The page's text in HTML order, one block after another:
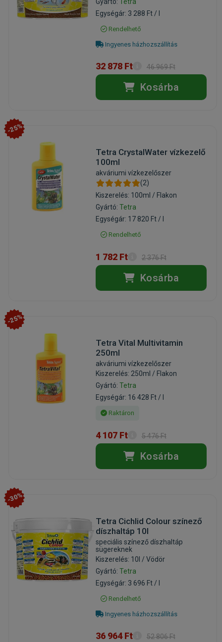
Egységár: 3 288 Ft / l
Rendelhető
Ingyenes házhozszállítás
32 878 Ft 46 969 Ft
Kosárba
-25%
Tetra CrystalWater vízkezelő
100ml
akváriumi vízkezelőszer
(2)
Kiszerelés: 100ml / Flakon
Gyártó: Tetra
Egységár: 17 820 Ft / l
Rendelhető
1 782 Ft 2 376 Ft
Kosárba
-25%
Tetra Vital Multivitamin
250ml
akváriumi vízkezelőszer
Kiszerelés: 250ml / Flakon
Gyártó: Tetra
Egységár: 16 428 Ft / l
Raktáron
4 107 Ft 5 476 Ft
Kosárba
-30%
Tetra Cichlid Colour színező
díszhaltáp 10l
speciális színező díszhaltáp
sügereknek
Kiszerelés: 10l / Vödör
Gyártó: Tetra
Egységár: 3 696 Ft / l
Rendelhető
Ingyenes házhozszállítás
36 964 Ft 52 806 Ft